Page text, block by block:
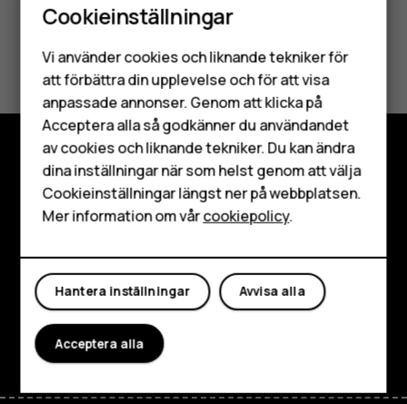
Smartphones
Mobiltelefoner
Tillbehör
HMD Terra M
Surfplattor
Var detta till hjälp?
Ja Nej
Utforska
Om
Planet and people
Kundservice
FacebookInstagram
TiktokYoutube
Cookieinställningar
Vi använder cookies och liknande tekniker för
att förbättra din upplevelse och för att visa
anpassade annonser. Genom att klicka på
Acceptera alla så godkänner du användandet
av cookies och liknande tekniker. Du kan ändra
dina inställningar när som helst genom att välja
Cookieinställningar längst ner på webbplatsen.
Mer information om vårcookiepolicy.
Avvisa alla
Hantera inställningar
Acceptera alla